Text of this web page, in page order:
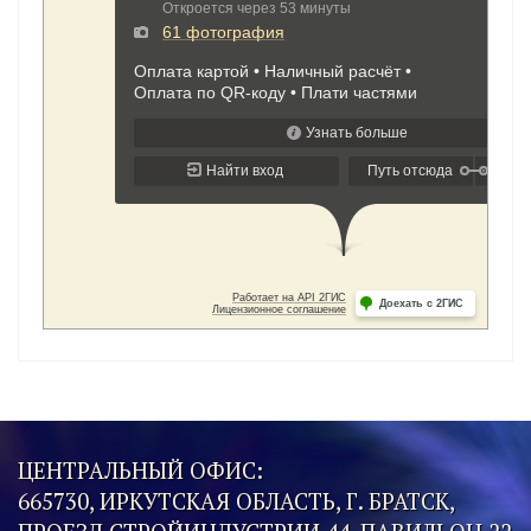
ЦЕНТРАЛЬНЫЙ ОФИС:
665730, ИРКУТСКАЯ ОБЛАСТЬ, Г. БРАТСК,